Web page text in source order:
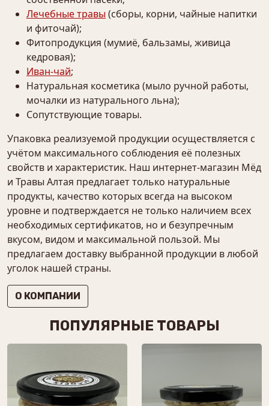
Лечебные травы (сборы, корни, чайные напитки
и фиточай);
Фитопродукция (мумиё, бальзамы, живица
кедровая);
Иван-чай;
Натуральная косметика (мыло ручной работы,
мочалки из натурального льна);
Сопутствующие товары.
Упаковка реализуемой продукции осуществляется с
учётом максимального соблюдения её полезных
свойств и характеристик. Наш интернет-магазин Мёд
и Травы Алтая предлагает только натуральные
продукты, качество которых всегда на высоком
уровне и подтверждается не только наличием всех
необходимых сертификатов, но и безупречным
вкусом, видом и максимальной пользой. Мы
предлагаем доставку выбранной продукции в любой
уголок нашей страны.
О КОМПАНИИ
ПОПУЛЯРНЫЕ ТОВАРЫ